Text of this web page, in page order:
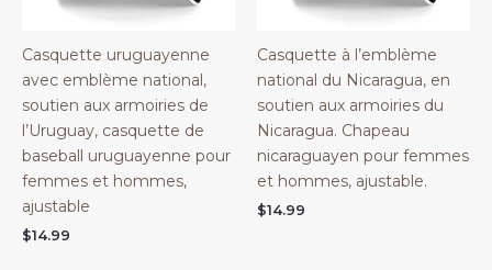
Casquette uruguayenne
avec emblème national,
soutien aux armoiries de
l’Uruguay, casquette de
baseball uruguayenne pour
femmes et hommes,
ajustable
$14.99
Casquette à l’emblème
national du Nicaragua, en
soutien aux armoiries du
Nicaragua. Chapeau
nicaraguayen pour femmes
et hommes, ajustable.
$14.99